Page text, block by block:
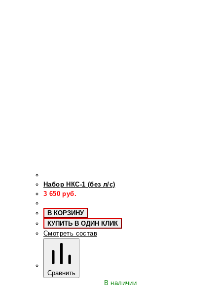
Набор НКС-1 (без л/с)
3 650 руб.
В КОРЗИНУ
КУПИТЬ В ОДИН КЛИК
Смотреть состав
Сравнить
В наличии